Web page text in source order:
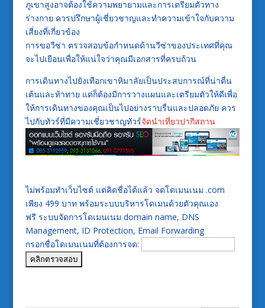
ภูเขาสูงอาจต้องใช้ความพยายามและการเตรียมตัวทาง
ร่างกาย ควรปรึกษาผู้เชี่ยวชาญและทำความเข้าใจกับความ
เสี่ยงที่เกี่ยวข้อง
การขอวีซ่า ตรวจสอบข้อกำหนดด้านวีซ่าของประเทศที่คุณ
จะไปเยือนเพื่อให้แน่ใจว่าคุณมีเอกสารที่ครบถ้วน
การเดินทางไปยังเทือกเขาหิมาลัยเป็นประสบการณ์ที่น่าตื่น
เต้นและท้าทาย แต่ก็ต้องมีการวางแผนและเตรียมตัวให้ดีเพื่อ
ให้การเดินทางของคุณเป็นไปอย่างราบรื่นและปลอดภัย ควร
ไปกับทัวร์ที่มีความเชี่ยวชาญทัวร์จัดนำเที่ยวปากีสถาน
ไม่พร้อมทำเว็บไซต์ แต่คิดชื่อได้แล้ว จดโดเมนเนม .com
เพียง 499 บาท พร้อมระบบบริหารโดเมนด้วยตัวคุณเอง
ฟรี ระบบจัดการโดเมนเนม domain name, DNS
Management, ID Protection, Email Forwarding
กรอกชื่อโดเมนเนมที่ต้องการจด: